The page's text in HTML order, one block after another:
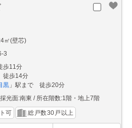
㎡(壁芯)
3
歩11分
徒歩14分
黒 」駅まで 徒歩20分
光面:南東 所在階数:1階・地上7階
可 総戸数30戸以上